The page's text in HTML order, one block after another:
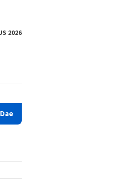
2026
Jadi Pemateri Tunas Tidar